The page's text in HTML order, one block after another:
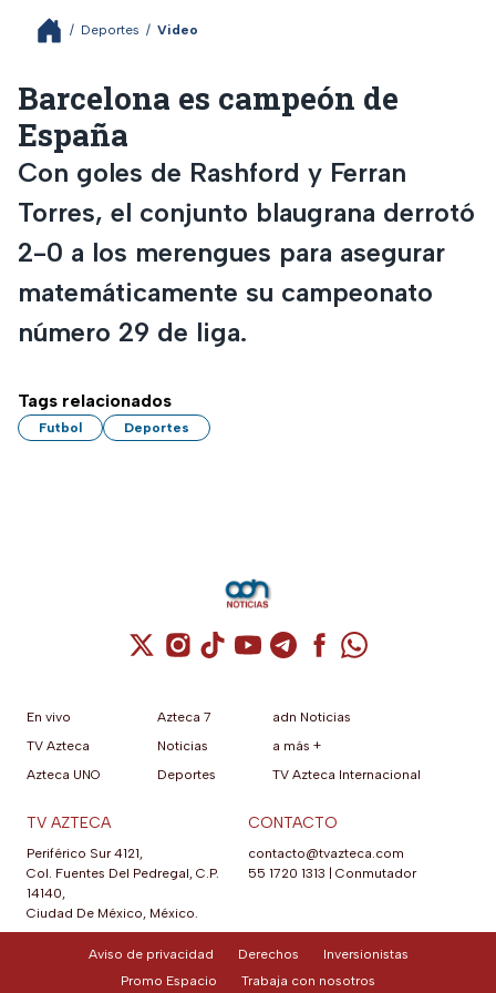
/ Deportes / Video
Barcelona es campeón de
España
Con goles de Rashford y Ferran
Torres, el conjunto blaugrana derrotó
2-0 a los merengues para asegurar
matemáticamente su campeonato
número 29 de liga.
Tags relacionados
Futbol Deportes
Cuenta de X / Twitter (se abre en una
Cuenta de Instagram (se abre en una
Cuenta de TikTok (se abre en
Cuenta de YouTube (se abre
Cuenta de Telegram (se
Cuenta de
Cuenta de
En vivo
TV Azteca
Azteca UNO
Azteca 7
Noticias
Deportes
adn Noticias
a más +
TV Azteca Internacional
TV AZTECA
Periférico Sur 4121,
Col. Fuentes Del Pedregal, C.P.
14140,
Ciudad De México, México.
CONTACTO
contacto@tvazteca.com
55 1720 1313 | Conmutador
Aviso de privacidad Derechos
Inversionistas
Promo Espacio
Trabaja con nosotros